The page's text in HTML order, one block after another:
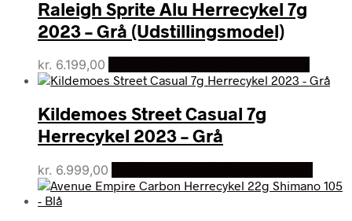
Raleigh Sprite Alu Herrecykel 7g
2023 – Grå (Udstillingsmodel)
kr. 6.199,00
Kildemoes Street Casual 7g
Herrecykel 2023 – Grå
kr. 6.999,00